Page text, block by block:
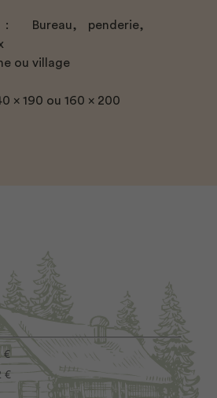
: Bureau, penderie,
ou village
x 190 ou 160 x 200
€
€